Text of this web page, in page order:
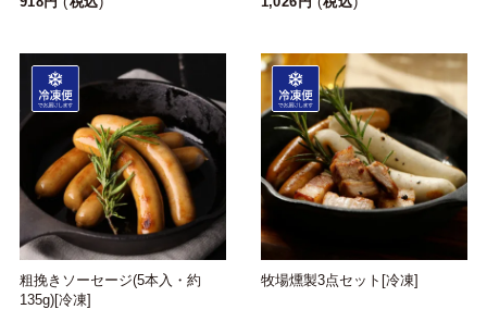
粗挽きソーセージ(5本入・約
135g)[冷凍]
牧場燻製3点セット[冷凍]